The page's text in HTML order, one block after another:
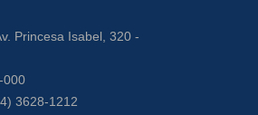
Princesa Isabel, 320 -
000
3628-1212